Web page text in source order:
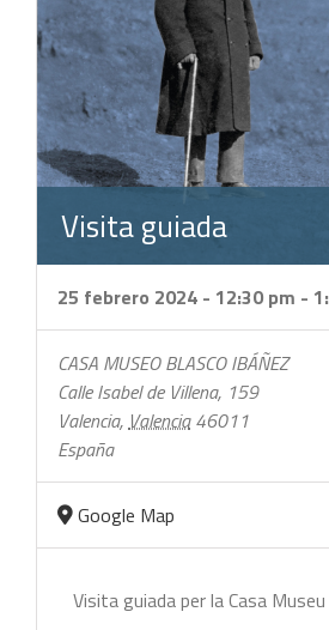
Visita guiada
25 febrero 2024 - 12:30 pm -
CASA MUSEO BLASCO IBÁÑEZ
Calle Isabel de Villena, 159
Valencia,Valencia46011
España
Google Map
Visita guiada per la Casa Museu